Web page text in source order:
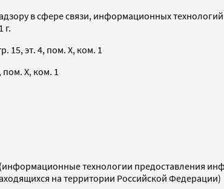
в сфере связи, информационных
г.
15, эт. 4, пом. X, ком. 1
X, ком. 1
технологии предоставления
на территории Российской Федерации)